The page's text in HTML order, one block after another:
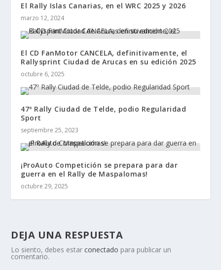
El Rally Islas Canarias, en el WRC 2025 y 2026
marzo 12, 2024
El CD FanMotor CANCELA, definitivamente, el
Rallysprint Ciudad de Arucas en su edición 2025
octubre 6, 2025
47º Rally Ciudad de Telde, podio Regularidad
Sport
septiembre 25, 2023
¡ProAuto Competición se prepara para dar
guerra en el Rally de Maspalomas!
octubre 29, 2025
DEJA UNA RESPUESTA
Lo siento, debes estarconectado para publicar un
comentario.